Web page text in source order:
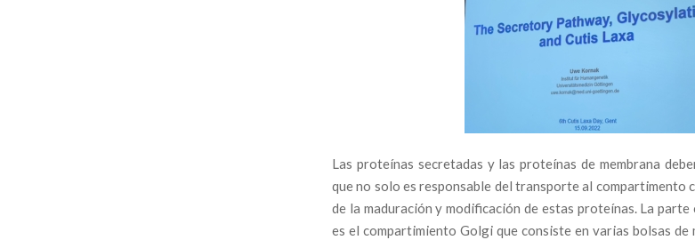
Las proteínas secretadas y las proteínas de membrana
que no solo es responsable del transporte al compartimento
de la maduración y modificación de estas proteínas. La
es el compartimiento Golgi que consiste en varias bolsas de